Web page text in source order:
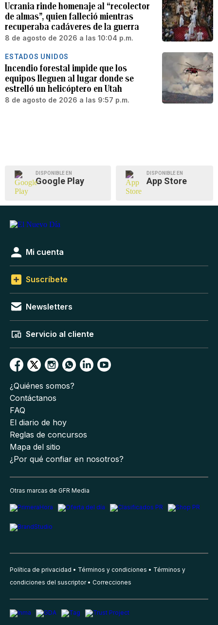
Ucrania rinde homenaje al “recolector
de almas”, quien falleció mientras
recuperaba cadáveres de la guerra
8 de agosto de 2026 a las 10:04 p.m.
ESTADOS UNIDOS
Incendio forestal impide que los
equipos lleguen al lugar donde se
estrelló un helicóptero en Utah
8 de agosto de 2026 a las 9:57 p.m.
DISPONIBLE EN
Google Play
DISPONIBLE EN
App Store
Mi cuenta
Suscríbete
Newsletters
Servicio al cliente
¿Quiénes somos?
Contáctanos
FAQ
El diario de hoy
Reglas de concursos
Mapa del sitio
¿Por qué confiar en nosotros?
Otras marcas de GFR Media
Política de privacidad Términos y condiciones
Términos y
condiciones del suscriptor
Correcciones